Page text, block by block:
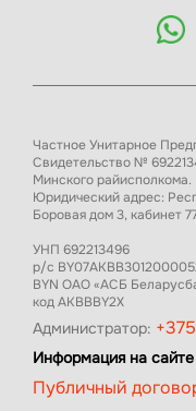
Частное Унитарное
Свидетельство №
Минского райисполкома.
Юридический адрес:
Боровая дом 3, кабинет
УНП 692213496
р/с
BYN ОАО «АСБ
код AKBBBY2X
Администратор:
Информация на
Публичный